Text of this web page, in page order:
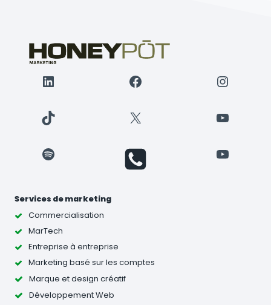
LinkedIn Facebook
TikTok X YouTube
Spotify YouTube
Services de marketing
Commercialisation
MarTech
Entreprise à entreprise
Marketing basé sur les comptes
Marque et design créatif
Développement Web